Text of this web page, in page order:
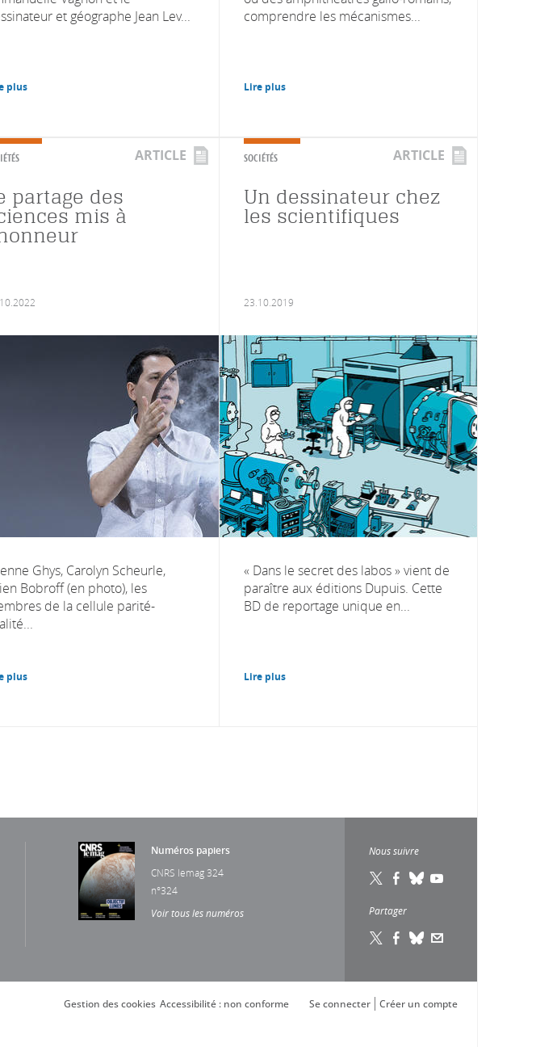
et géographe Jean Lev...
plus
comprendre les mécanismes...
Lire plus
ARTICLE
partage des
mis à
Ghys, Carolyn Scheurle,
Bobroff (en photo), les
de la cellule parité-
plus
SOCIÉTÉS ARTICLE
Un dessinateur chez
les scientifiques
23.10.2019
« Dans le secret des labos » vient de
paraître aux éditions Dupuis. Cette
BD de reportage unique en...
Lire plus
Numéros papiers
CNRS lemag 324
n°324
Voir tous les numéros
Nous suivre
Partager
Créer un compte
Se connecter
Accessibilité : non conforme
Gestion des cookies
la conformité avec les réglementations. Personnalisez vos préférences pour